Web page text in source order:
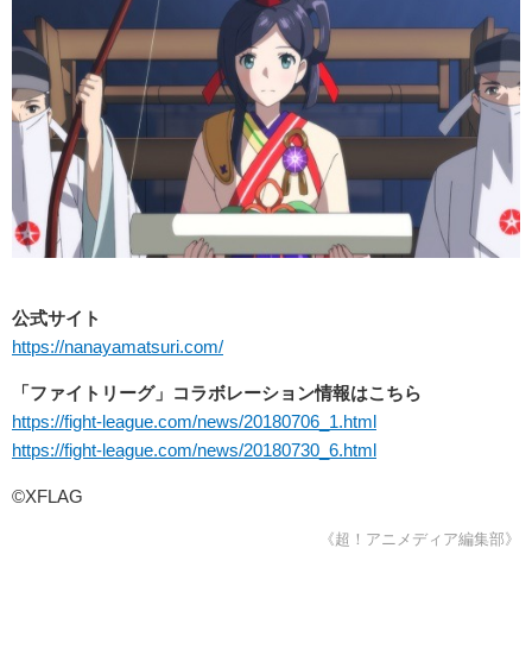
公式サイト
https://nanayamatsuri.com/
「ファイトリーグ」コラボレーション情報はこちら
https://fight-league.com/news/20180706_1.html
https://fight-league.com/news/20180730_6.html
©XFLAG
《超！アニメディア編集部》